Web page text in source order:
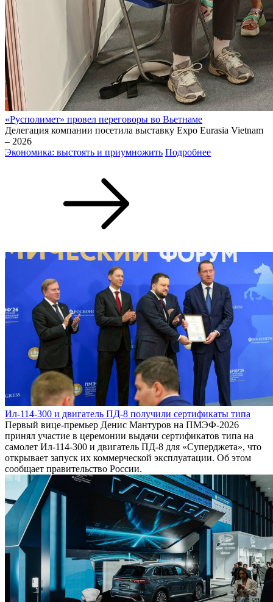
«Русполимет» провел переговоры во Вьетнаме
Делегация компании посетила выставку Expo Eurasia Vietnam
– 2026
Экономика: выстоять и приумножить Подробнее
Ил-114-300 и двигатель ПД-8 получили сертификаты типа
Первый вице-премьер Денис Мантуров на ПМЭФ-2026
принял участие в церемонии выдачи сертификатов типа на
самолет Ил-114-300 и двигатель ПД-8 для «Суперджета», что
открывает запуск их коммерческой эксплуатации. Об этом
сообщает правительство России.